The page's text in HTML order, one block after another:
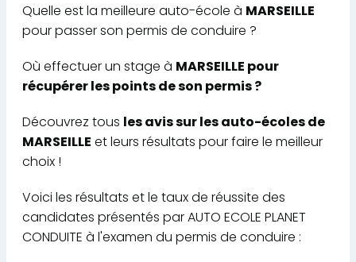
Quelle est la meilleure auto-école à MARSEILLE
pour passer son permis de conduire ?
Où effectuer un stage à MARSEILLE pour
récupérer les points de son permis ?
Découvrez tous les avis sur les auto-écoles de
MARSEILLE et leurs résultats pour faire le meilleur
choix !
Voici les résultats et le taux de réussite des
candidates présentés par AUTO ECOLE PLANET
CONDUITE à l'examen du permis de conduire :